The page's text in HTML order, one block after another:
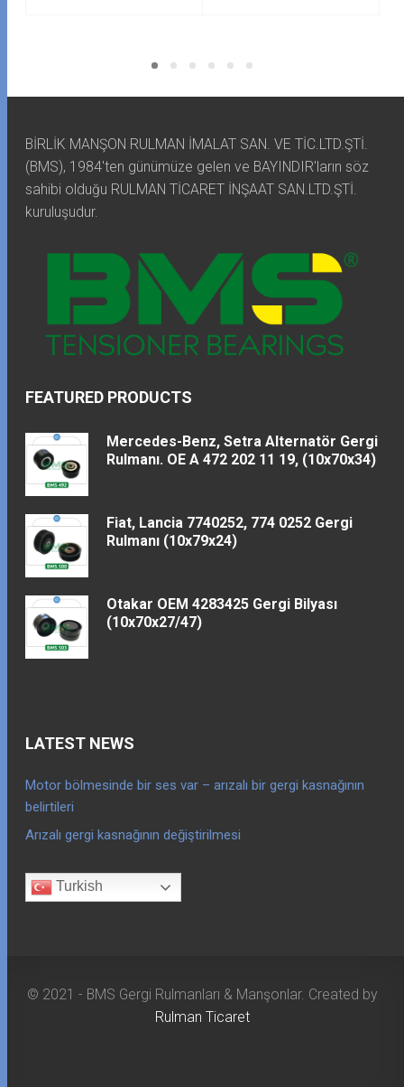
BİRLİK MANŞON RULMAN İMALAT SAN. VE TİC.LTD.ŞTİ.
(BMS), 1984'ten günümüze gelen ve BAYINDIR'ların söz
sahibi olduğu RULMAN TİCARET İNŞAAT SAN.LTD.ŞTİ.
kuruluşudur.
FEATURED PRODUCTS
Mercedes-Benz, Setra Alternatör Gergi
Rulmanı. OE A 472 202 11 19, (10x70x34)
Fiat, Lancia 7740252, 774 0252 Gergi
Rulmanı (10x79x24)
Otakar OEM 4283425 Gergi Bilyası
(10x70x27/47)
LATEST NEWS
Motor bölmesinde bir ses var – arızalı bir gergi kasnağının
belirtileri
Arızalı gergi kasnağının değiştirilmesi
Turkish
© 2021 - BMS Gergi Rulmanları & Manşonlar. Created by
Rulman Ticaret